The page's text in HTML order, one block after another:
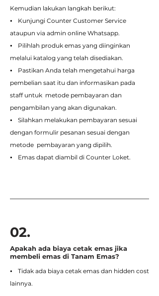
Kemudian lakukan langkah berikut:
⦁ Kunjungi Counter Customer Service
ataupun via admin online Whatsapp.
⦁ Pilihlah produk emas yang diinginkan
melalui katalog yang telah disediakan.
⦁ Pastikan Anda telah mengetahui harga
pembelian saat itu dan informasikan pada
staff untuk metode pembayaran dan
pengambilan yang akan digunakan.
⦁ Silahkan melakukan pembayaran sesuai
dengan formulir pesanan sesuai dengan
metode pembayaran yang dipilih.
⦁ Emas dapat diambil di Counter Loket.
02.
Apakah ada biaya cetak emas jika
membeli emas di Tanam Emas?
⦁ Tidak ada biaya cetak emas dan hidden cost
lainnya.